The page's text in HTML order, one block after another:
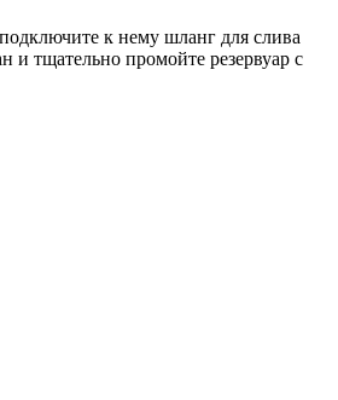
к нему шланг для слива
и тщательно промойте резервуар с